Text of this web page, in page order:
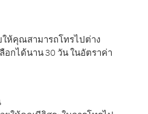
ให้คุณสามารถโทรไปต่าง
กได้นาน 30 วัน ในอัตราค่า